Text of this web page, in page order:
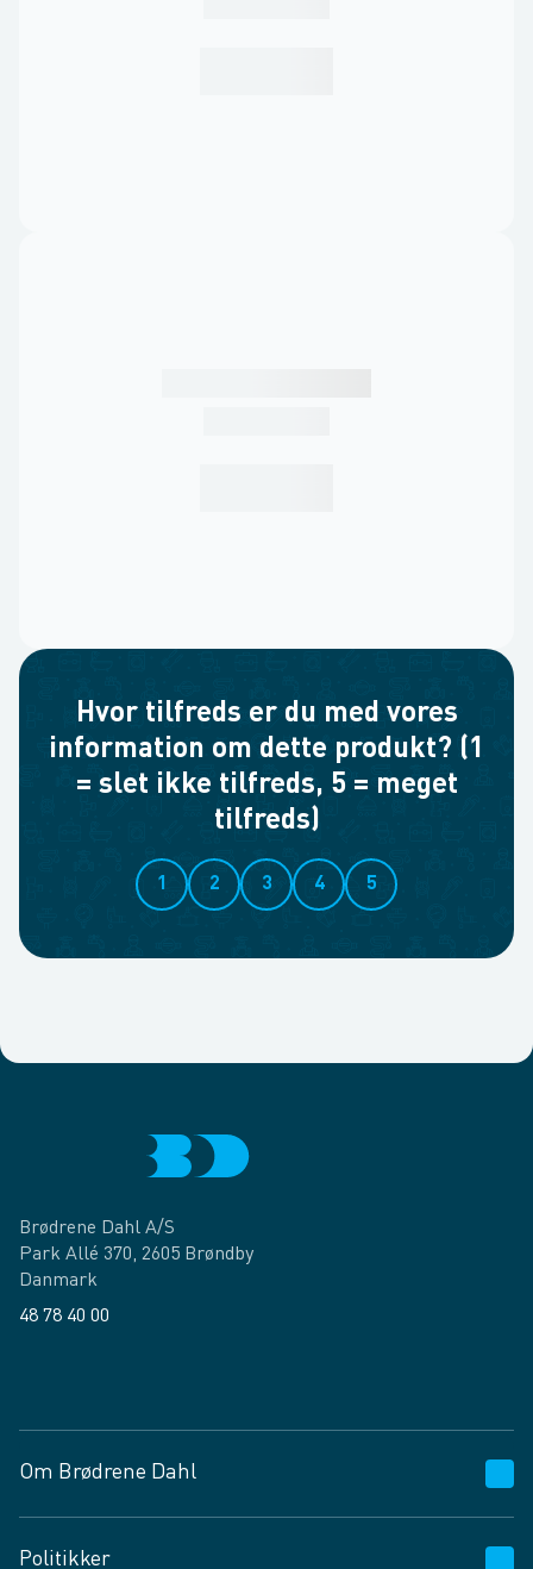
Hvor tilfreds er du med vores
information om dette produkt? (1
= slet ikke tilfreds, 5 = meget
tilfreds)
1 2 3 4 5
Brødrene Dahl A/S
Park Allé 370, 2605 Brøndby
Danmark
48 78 40 00
Om Brødrene Dahl
Politikker